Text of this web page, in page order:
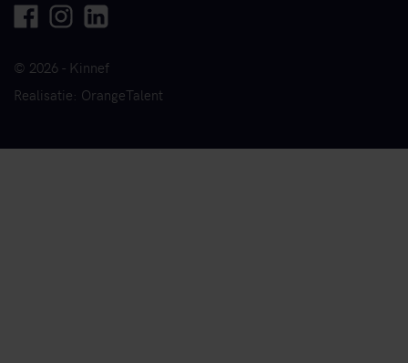
Facebook
InstagramLinkedin
© 2026 - Kinnef
Realisatie: OrangeTalent